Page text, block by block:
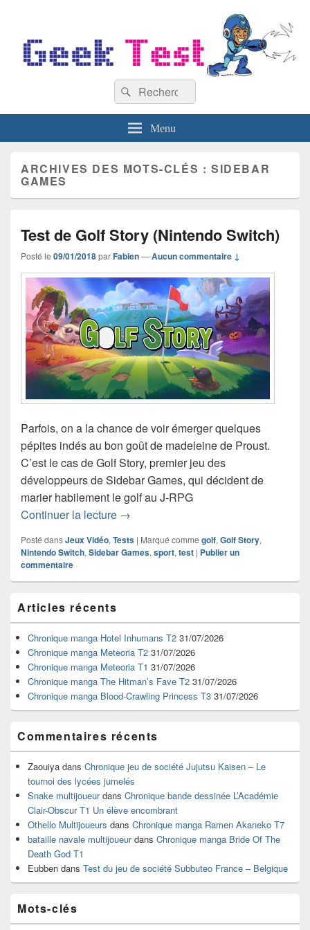
Recherche :
Rechercher
Menu
ARCHIVES DES MOTS-CLÉS :SIDEBAR
GAMES
Test de Golf Story (Nintendo Switch)
Posté le 09/01/2018parFabien—Aucun commentaire ↓
Parfois, on a la chance de voir émerger quelques
pépites indés au bon goût de madeleine de Proust.
C’est le cas de Golf Story, premier jeu des
développeurs de Sidebar Games, qui décident de
marier habilement le golf au J-RPG
Continuer la lecture Test de Golf Story (Nintendo Switch)
→
Posté dansJeux Vidéo, Tests | Marqué comme golf, Golf Story,
Nintendo Switch, Sidebar Games, sport, test | Publier un
commentaire
principale
de
widget
pour
barre
latérale
Articles récents
Chronique manga Hotel Inhumans T2 31/07/2026
Chronique manga Meteoria T2 31/07/2026
Chronique manga Meteoria T1 31/07/2026
Chronique manga The Hitman’s Fave T2 31/07/2026
Chronique manga Blood-Crawling Princess T3 31/07/2026
Commentaires récents
Zaouiya dans Chronique jeu de société Jujutsu Kaisen – Le
tournoi des lycées jumelés
Snake multijoueurdans Chronique bande dessinée L’Académie
Clair-Obscur T1 Un élève encombrant
Othello Multijoueurs dans Chronique manga Ramen Akaneko T7
bataille navale multijoueurdans Chronique manga Bride Of The
Death God T1
Eubben dans Test du jeu de société Subbuteo France – Belgique
Mots-clés